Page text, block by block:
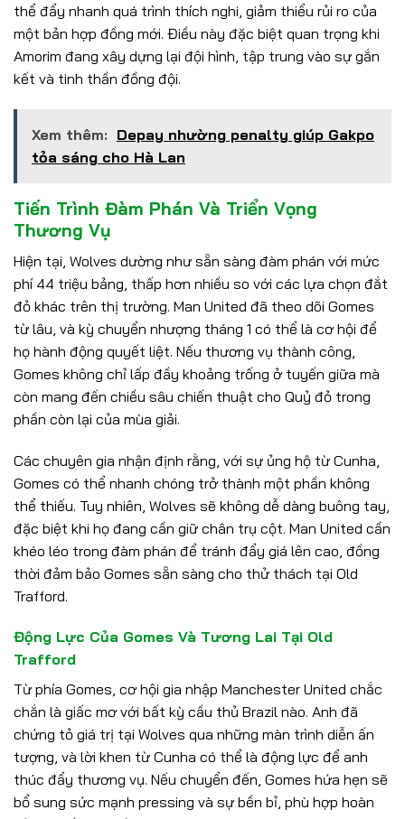
thể đẩy nhanh quá trình thích nghi, giảm thiểu rủi ro của
một bản hợp đồng mới. Điều này đặc biệt quan trọng khi
Amorim đang xây dựng lại đội hình, tập trung vào sự gắn
kết và tinh thần đồng đội.
Xem thêm: Depay nhường penalty giúp Gakpo
tỏa sáng cho Hà Lan
Tiến Trình Đàm Phán Và Triển Vọng
Thương Vụ
Hiện tại, Wolves dường như sẵn sàng đàm phán với mức
phí 44 triệu bảng, thấp hơn nhiều so với các lựa chọn đắt
đỏ khác trên thị trường. Man United đã theo dõi Gomes
từ lâu, và kỳ chuyển nhượng tháng 1 có thể là cơ hội để
họ hành động quyết liệt. Nếu thương vụ thành công,
Gomes không chỉ lấp đầy khoảng trống ở tuyến giữa mà
còn mang đến chiều sâu chiến thuật cho Quỷ đỏ trong
phần còn lại của mùa giải.
Các chuyên gia nhận định rằng, với sự ủng hộ từ Cunha,
Gomes có thể nhanh chóng trở thành một phần không
thể thiếu. Tuy nhiên, Wolves sẽ không dễ dàng buông tay,
đặc biệt khi họ đang cần giữ chân trụ cột. Man United cần
khéo léo trong đàm phán để tránh đẩy giá lên cao, đồng
thời đảm bảo Gomes sẵn sàng cho thử thách tại Old
Trafford.
Động Lực Của Gomes Và Tương Lai Tại Old
Trafford
Từ phía Gomes, cơ hội gia nhập Manchester United chắc
chắn là giấc mơ với bất kỳ cầu thủ Brazil nào. Anh đã
chứng tỏ giá trị tại Wolves qua những màn trình diễn ấn
tượng, và lời khen từ Cunha có thể là động lực để anh
thúc đẩy thương vụ. Nếu chuyển đến, Gomes hứa hẹn sẽ
bổ sung sức mạnh pressing và sự bền bỉ, phù hợp hoàn